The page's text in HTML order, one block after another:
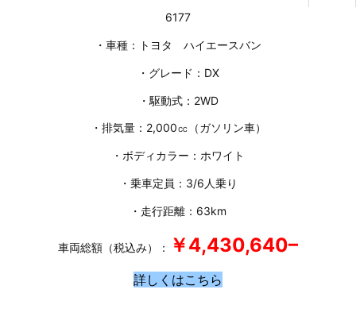
6177
・車種：トヨタ ハイエースバン
・グレード：DX
・駆動式：2WD
・排気量：2,000㏄ （ガソリン車）
・ボディカラー：ホワイト
・乗車定員：3/6人乗り
・走行距離：63km
車両総額（税込み）： ￥4,430,640–
詳しくはこちら